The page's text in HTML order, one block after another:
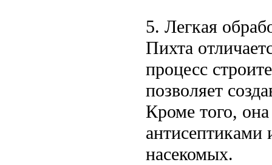
5. Легкая
Пихта
процесс
позволяет
Кроме того,
антисептиками
насекомых.